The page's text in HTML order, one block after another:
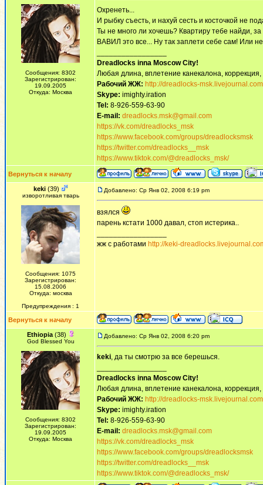
Сообщения: 8302
Зарегистрирован:
19.09.2005
Откуда: Москва
Охренеть...
И рыбку съесть, и нахуй сесть и косточкой не
Ты не много ли хочешь? Квартиру тебе найди, за
ВАВИЛ это все... Ну так заплети себе сам! Или
Dreadlocks inna Moscow Сity!
Любая длина, вплетение канекалона,
Рабочий ЖЖ: http://dreadlocks-
Skype: imighty.iration
Tel: 8-926-559-63-90
E-mail: dreadlocks.msk@gmail.com
https://vk.com/dreadlocks_msk
https://www.facebook.com/groups/dreadlocksmsk
https://twitter.com/dreadlocks__msk
https://www.tiktok.com/@dreadlocks_msk/
Вернуться к началу
keki (39)
изворотливая тварь
Сообщения: 1075
Зарегистрирован:
15.08.2006
Откуда: москва
Предупреждения : 1
Добавлено: Ср Янв 02, 2008 6:19 pm
взялся
парень кстати 1000 давал, стоп истерика..
жж с работами http://keki-
Вернуться к началу
Ethiopia(38)
God Blessed You
Сообщения: 8302
Зарегистрирован:
19.09.2005
Откуда: Москва
Добавлено: Ср Янв 02, 2008 6:20 pm
keki, да ты смотрю за все берешься.
Dreadlocks inna Moscow Сity!
Любая длина, вплетение канекалона,
Рабочий ЖЖ: http://dreadlocks-
Skype: imighty.iration
Tel: 8-926-559-63-90
E-mail: dreadlocks.msk@gmail.com
https://vk.com/dreadlocks_msk
https://www.facebook.com/groups/dreadlocksmsk
https://twitter.com/dreadlocks__msk
https://www.tiktok.com/@dreadlocks_msk/